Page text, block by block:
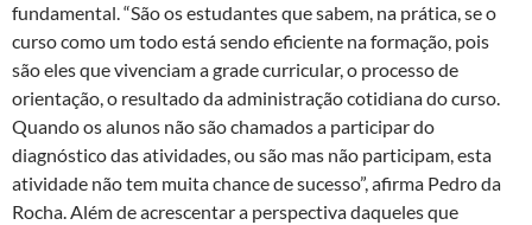
fundamental. “São os estudantes que sabem, na prática, se o
curso como um todo está sendo eficiente na formação, pois
são eles que vivenciam a grade curricular, o processo de
orientação, o resultado da administração cotidiana do curso.
Quando os alunos não são chamados a participar do
diagnóstico das atividades, ou são mas não participam, esta
atividade não tem muita chance de sucesso”, afirma Pedro da
Rocha. Além de acrescentar a perspectiva daqueles que